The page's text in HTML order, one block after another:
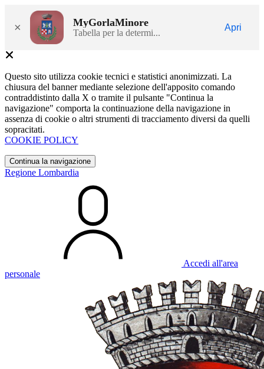
× MyGorlaMinore
Tabella per la determi...
Apri
Questo sito utilizza cookie tecnici e statistici anonimizzati. La
chiusura del banner mediante selezione dell'apposito comando
contraddistinto dalla X o tramite il pulsante "Continua la
navigazione" comporta la continuazione della navigazione in
assenza di cookie o altri strumenti di tracciamento diversi da quelli
sopracitati.
COOKIE POLICY
Continua la navigazione
Regione Lombardia
Accedi all'area
personale